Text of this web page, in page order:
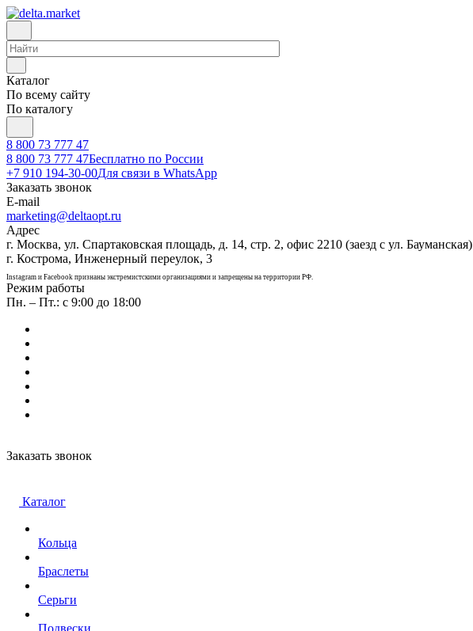
Каталог
По всему сайту
По каталогу
8 800 73 777 47
8 800 73 777 47Бесплатно по России
+7 910 194-30-00Для связи в WhatsApp
Заказать звонок
E-mail
marketing@deltaopt.ru
Адрес
г. Москва, ул. Спартаковская площадь, д. 14, стр. 2, офис 2210 (заезд с ул. Бауманская)
г. Кострома, Инженерный переулок, 3
Instagram и Facebook признаны экстремистскими организациями и запрещены на территории РФ.
Режим работы
Пн. – Пт.: с 9:00 до 18:00
Заказать звонок
Каталог
Кольца
Браслеты
Серьги